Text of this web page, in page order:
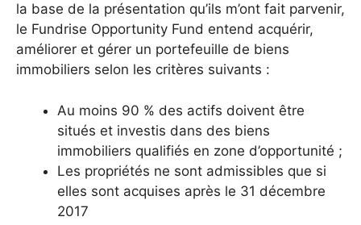
la base de la présentation qu’ils m’ont fait parvenir,
le Fundrise Opportunity Fund entend acquérir,
améliorer et gérer un portefeuille de biens
immobiliers selon les critères suivants :
Au moins 90 % des actifs doivent être
situés et investis dans des biens
immobiliers qualifiés en zone d’opportunité ;
Les propriétés ne sont admissibles que si
elles sont acquises après le 31 décembre
2017